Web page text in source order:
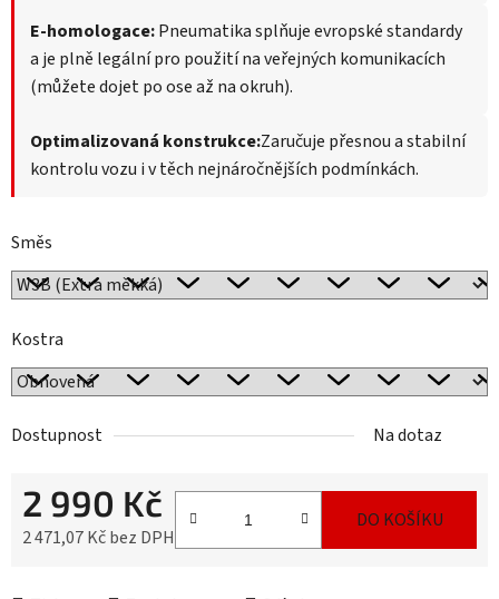
E-homologace:Pneumatika splňuje evropské standardy
a je plně legální pro použití na veřejných komunikacích
(můžete dojet po ose až na okruh).
Optimalizovaná konstrukce:Zaručuje přesnou a stabilní
kontrolu vozu i v těch nejnáročnějších podmínkách.
Směs
Kostra
Dostupnost Na dotaz
2 990 Kč
2 471,07 Kč bez DPH
DO KOŠÍKU